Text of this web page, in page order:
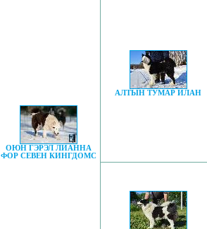
ОЮН ГЭРЭЛ ЛИАННА
ФОР СЕВЕН КИНГДОМС
АЛТЫН ТУМАР ИЛАН